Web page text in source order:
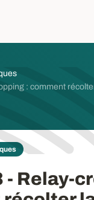
: comment
- Relay-